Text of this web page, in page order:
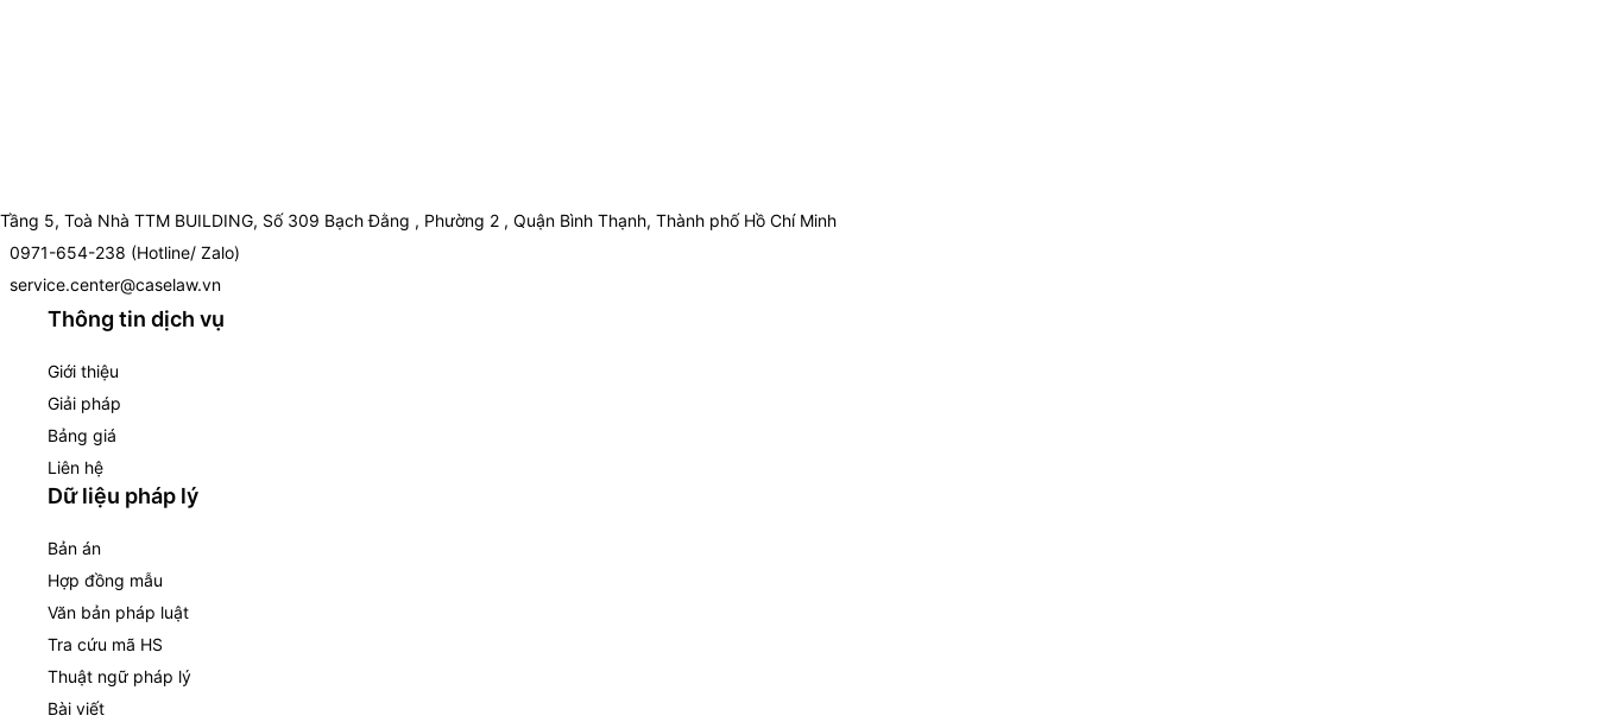
Tầng 5, Toà Nhà TTM BUILDING, Số 309 Bạch Đằng , Phường 2 , Quận Bình Thạnh, Thành phố Hồ Chí Minh
0971-654-238 (Hotline/ Zalo)
service.center@caselaw.vn
Thông tin dịch vụ
Giới thiệu
Giải pháp
Bảng giá
Liên hệ
Dữ liệu pháp lý
Bản án
Hợp đồng mẫu
Văn bản pháp luật
Tra cứu mã HS
Thuật ngữ pháp lý
Bài viết